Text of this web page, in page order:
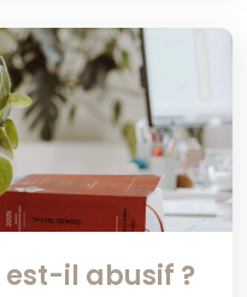
il abusif ?